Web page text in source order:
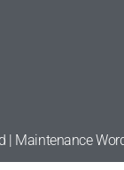
| Maintenance